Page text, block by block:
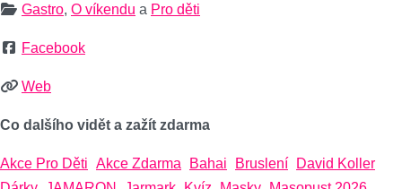
Gastro, O víkendu a Pro děti
Facebook
Web
Co dalšího vidět a zažít zdarma
Akce Pro Děti Akce Zdarma Bahai Bruslení
David Koller